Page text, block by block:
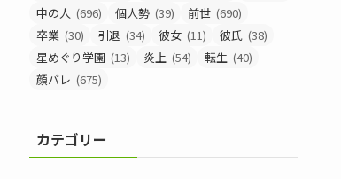
中の人 (696) 個人勢 (39) 前世 (690)
卒業 (30) 引退 (34) 彼女 (11) 彼氏 (38)
星めぐり学園 (13) 炎上 (54) 転生 (40)
顔バレ (675)
カテゴリー